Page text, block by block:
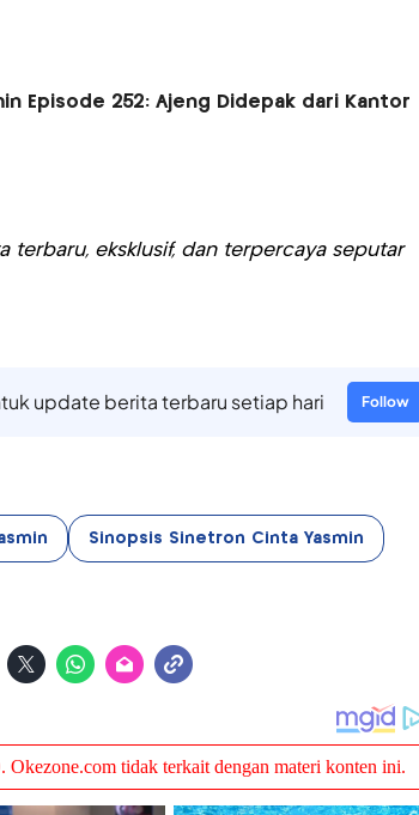
Episode 252: Ajeng Didepak dari Kantor
terbaru, eksklusif, dan terpercaya seputar
update berita terbaru setiap hari Follow
Sinopsis Sinetron Cinta Yasmin